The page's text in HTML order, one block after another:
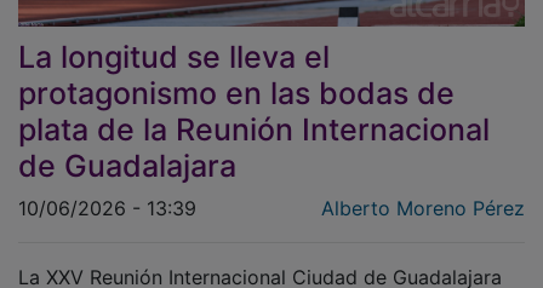
La longitud se lleva el
protagonismo en las bodas de
plata de la Reunión Internacional
de Guadalajara
10/06/2026 - 13:39